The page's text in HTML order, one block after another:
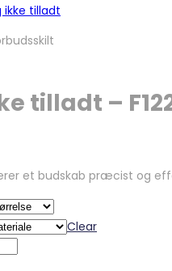
tilladt –
et budskab præcist og
Clear